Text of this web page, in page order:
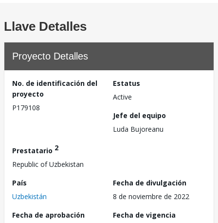
Llave Detalles
Proyecto Detalles
No. de identificación del
proyecto
P179108
Estatus
Active
Jefe del equipo
Luda Bujoreanu
Prestatario 2
Republic of Uzbekistan
País
Uzbekistán
Fecha de divulgación
8 de noviembre de 2022
Fecha de aprobación
Fecha de vigencia